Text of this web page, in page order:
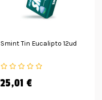
Smint Tin Eucalipto 12ud
25,01 €